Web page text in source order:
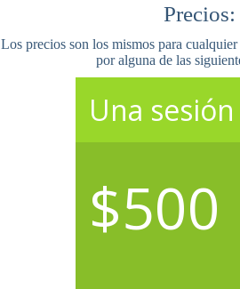
Precios:
Los precios son los mismos para
por alguna de las
Una sesión
$500